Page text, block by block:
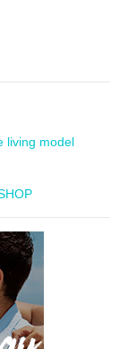
living model